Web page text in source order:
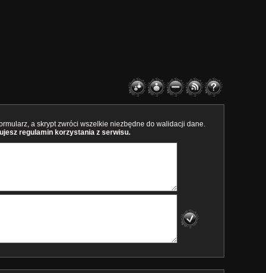
a skrypt zwróci wszelkie niezbędne do walidacji dane.
regulamin korzystania z serwisu.